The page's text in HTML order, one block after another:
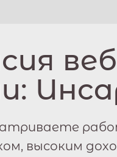
высоким